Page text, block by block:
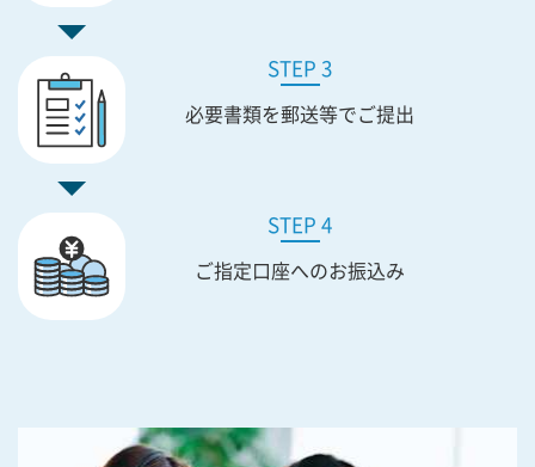
STEP 3
必要書類を郵送等でご提出
STEP 4
ご指定口座へのお振込み